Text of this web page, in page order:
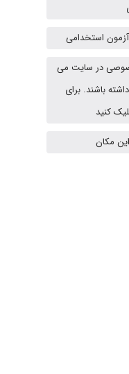
fahimeh
ABOALFZAL
nima5534
استخدامی
در سایت می
باشند. برای
کنید
مکان